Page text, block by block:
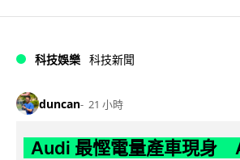
科技娛樂 科技新聞
duncan 21 小時
Audi 最慳電量產車現身